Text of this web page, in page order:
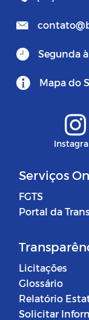
Segunda
Mapa do
Serviços
FGTS
Portal da
Licitações
Glossário
Relatório
Solicitar